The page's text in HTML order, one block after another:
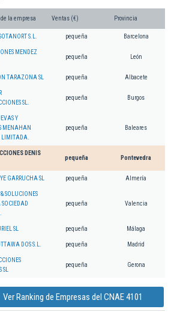
de la empresa Ventas (€) Provincia
S.L. pequeña Barcelona
MENDEZ
pequeña León
TARAZONA SL pequeña Albacete
SL.
pequeña Burgos
Y
MENAHAN
LIMITADA.
pequeña Baleares
DENIS
pequeña Pontevedra
GARRUCHA SL pequeña Almería
SOLUCIONES
pequeña Valencia
SL pequeña Málaga
DOS S.L. pequeña Madrid
pequeña Gerona
Ver Ranking de Empresas del CNAE 4101